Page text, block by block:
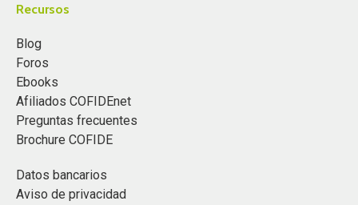
Aplicación al contador público en el ejercicio de la
Aplicación a quienes aspiran a formar parte de la
profesión (procesos de formación)
Recursos
Blog
Foros
Ebooks
Afiliados COFIDEnet
Preguntas frecuentes
Brochure COFIDE
Datos bancarios
Aviso de privacidad